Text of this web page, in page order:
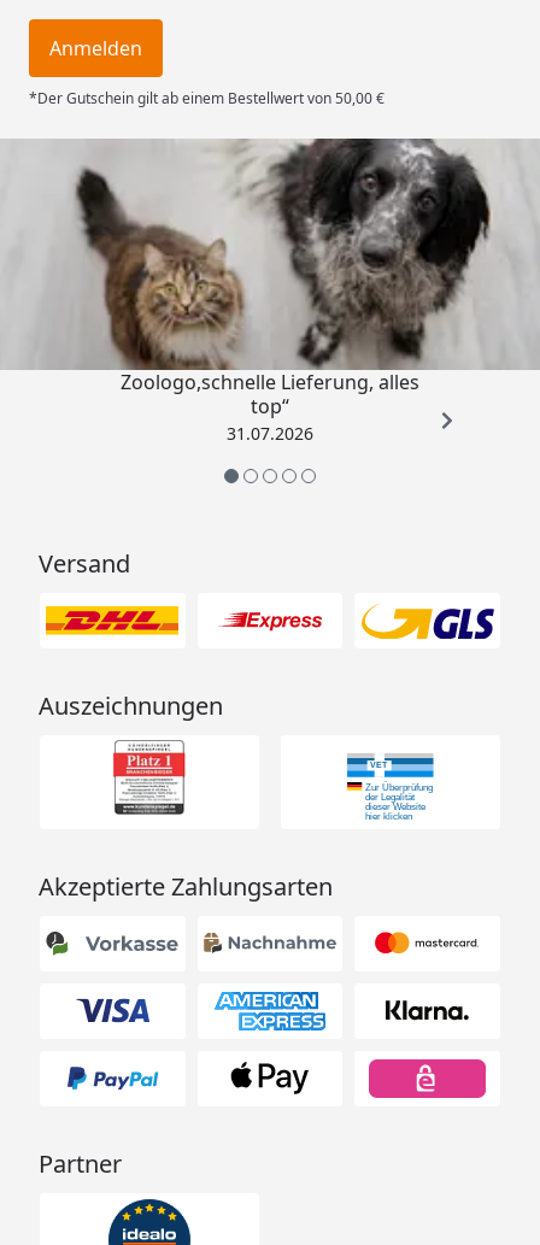
Anmelden
*Der Gutschein gilt ab einem Bestellwert von 50,00 €
Trusted Shops
4,74/ 5
„Gute Erfahrung mit
Zoologo,schnelle Lieferung, alles
top“
31.07.2026
Versand
Auszeichnungen
Akzeptierte Zahlungsarten
Partner